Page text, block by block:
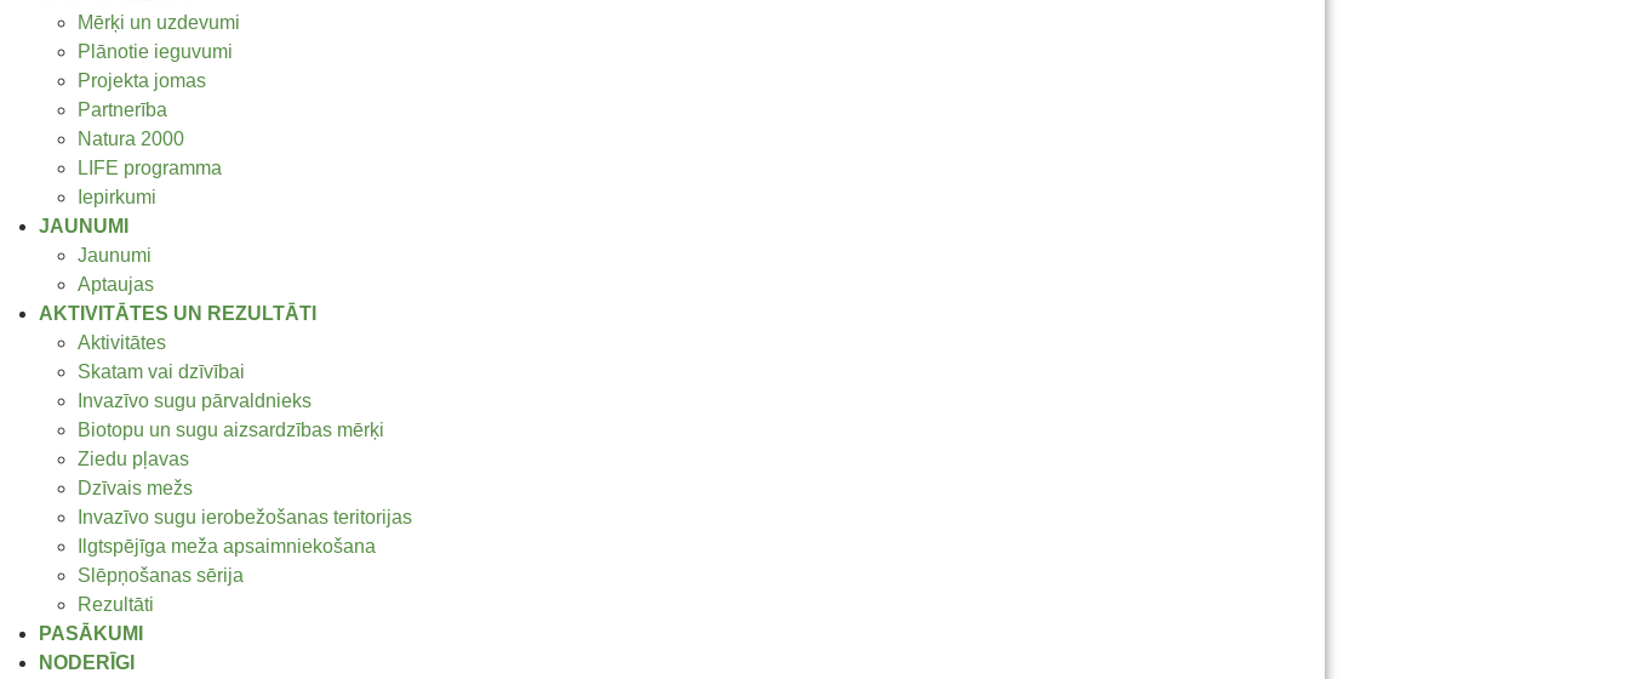
Mērķi un uzdevumi
Plānotie ieguvumi
Projekta jomas
Partnerība
Natura 2000
LIFE programma
Iepirkumi
JAUNUMI
Jaunumi
Aptaujas
AKTIVITĀTES UN REZULTĀTI
Aktivitātes
Skatam vai dzīvībai
Invazīvo sugu pārvaldnieks
Biotopu un sugu aizsardzības mērķi
Ziedu pļavas
Dzīvais mežs
Invazīvo sugu ierobežošanas teritorijas
Ilgtspējīga meža apsaimniekošana
Slēpņošanas sērija
Rezultāti
PASĀKUMI
NODERĪGI